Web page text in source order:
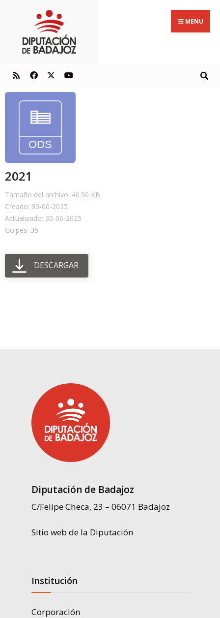
MENU
2021
Tamaño del archivo: 40.50 KB
Creado: 30-06-2025
Actualizado: 30-06-2025
Golpes: 35
DESCARGAR
Diputación de Badajoz
C/Felipe Checa, 23 – 06071 Badajoz
Sitio web de la Diputación
Institución
Corporación